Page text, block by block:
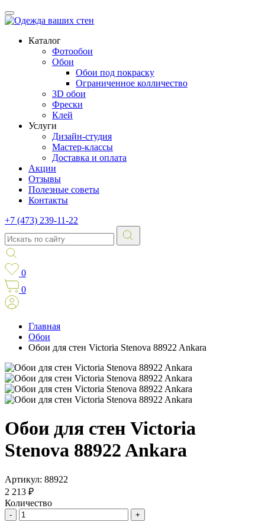
Каталог
Фотообои
Обои
Обои под покраску
Ограниченное колличество
3D обои
Фрески
Клей
Услуги
Дизайн-студия
Мастер-классы
Доставка и оплата
Акции
Отзывы
Полезные советы
Контакты
+7 (473) 239-11-22
0
0
Главная
Обои
Обои для стен Victoria Stenova 88922 Ankara
Обои для стен Victoria
Stenova 88922 Ankara
Артикул: 88922
2 213 ₽
Количество
- +